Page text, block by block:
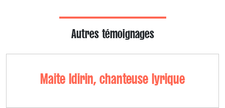
Autres témoignages
Maite Idirin, chanteuse lyrique